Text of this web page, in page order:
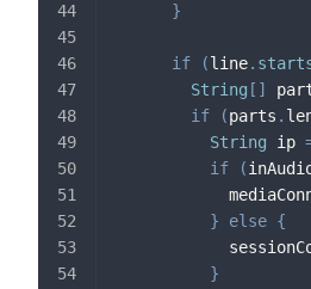
}
if (line.
String [ ]
if
(parts .
String ip
if
(
}
else {
}